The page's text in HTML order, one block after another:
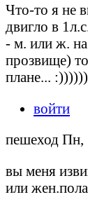
Что-то я не
двигло в
- м. или ж.
прозвище)
плане...
войти
пешеход Пн,
вы меня
или